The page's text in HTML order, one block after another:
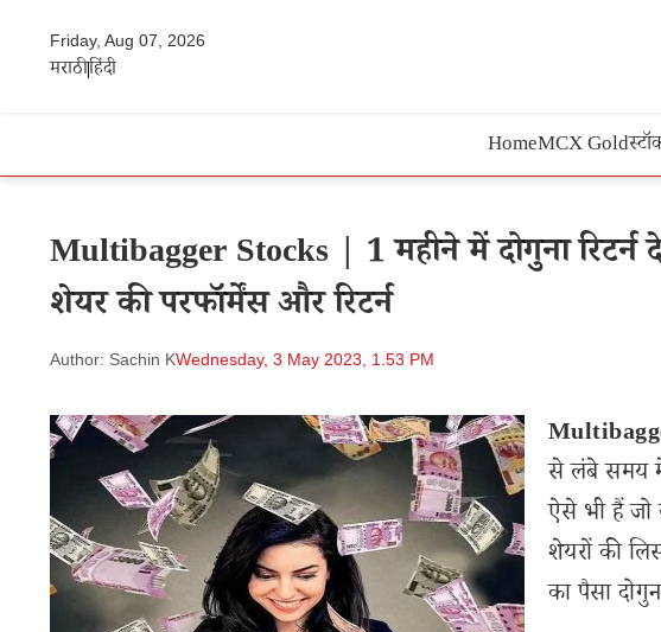
Friday, Aug 07, 2026
मराठीहिंदी
HomeMCX Gold
Multibagger Stocks | 1 महीने में दोगुना
शेयर की परफॉर्मेंस और रिटर्न
Author: Sachin KWednesday, 3 May 2023, 1.53 PM
से लंबे समय में
ऐसे भी हैं जो
शेयरों की
का पैसा